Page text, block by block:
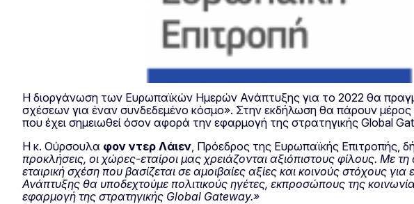
Η διοργάνωση των Ευρωπαϊκών Ημερών Ανάπτυξης για το 2022 θα
σχέσεων για έναν συνδεδεμένο κόσμο». Στην εκδήλωση θα πάρουν
που έχει σημειωθεί όσον αφορά την εφαρμογή της στρατηγικής Global
Η κ. Ούρσουλα φον ντερ Λάιεν , Πρόεδρος της Ευρωπαϊκής Επιτροπής,
προκλήσεις, οι χώρες-εταίροι μας χρειάζονται αξιόπιστους φίλους. Με τη
εταιρική σχέση που βασίζεται σε αμοιβαίες αξίες και κοινούς στόχους
Ανάπτυξης θα υποδεχτούμε πολιτικούς ηγέτες, εκπροσώπους της
εφαρμογή της στρατηγικής Global Gateway.»